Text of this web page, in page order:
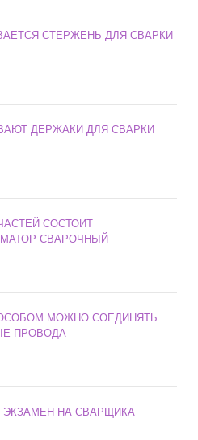
СТЕРЖЕНЬ ДЛЯ СВАРКИ
ДЕРЖАКИ ДЛЯ СВАРКИ
СОСТОИТ
СВАРОЧНЫЙ
МОЖНО СОЕДИНЯТЬ
ПРОВОДА
ЭКЗАМЕН НА СВАРЩИКА